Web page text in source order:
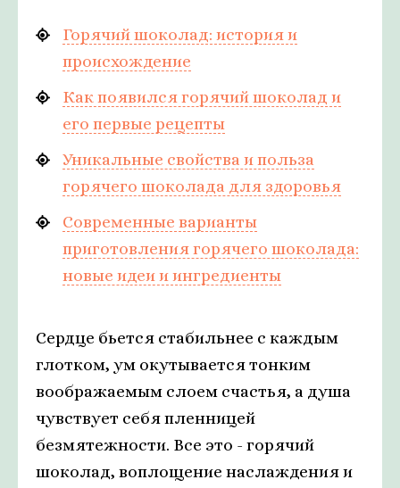
Горячий шоколад: история и
происхождение
Как появился горячий шоколад и
его первые рецепты
Уникальные свойства и польза
горячего шоколада для здоровья
Современные варианты
приготовления горячего шоколада:
новые идеи и ингредиенты
Сердце бьется стабильнее с каждым
глотком, ум окутывается тонким
воображаемым слоем счастья, а душа
чувствует себя пленницей
безмятежности. Все это - горячий
шоколад, воплощение наслаждения и